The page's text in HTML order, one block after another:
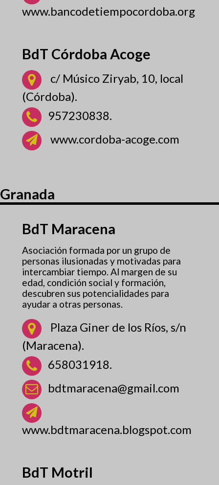
www.bancodetiempocordoba.org
BdT Córdoba Acoge
c/ Músico Ziryab, 10, local
(Córdoba).
957230838.
www.cordoba-acoge.com
Granada
BdT Maracena
Asociación formada por un grupo de
personas ilusionadas y motivadas para
intercambiar tiempo. Al margen de su
edad, condición social y formación,
descubren sus potencialidades para
ayudar a otras personas.
Plaza Giner de los Ríos, s/n
(Maracena).
658031918.
bdtmaracena@gmail.com
www.bdtmaracena.blogspot.com
BdT Motril